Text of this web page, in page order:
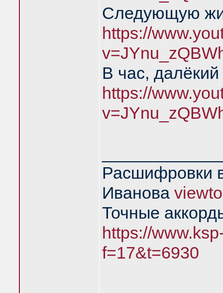
Следующую
https://
В час, далёкий
https://
Расшифровки
Иванова
Точные
https://
f=17&t=6930